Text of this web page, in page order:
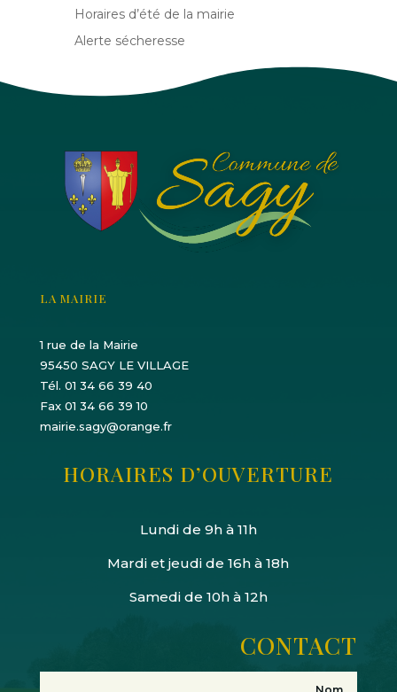
Horaires d’été de la mairie
Alerte sécheresse
LA MAIRIE
1 rue de la Mairie
95450 SAGY LE VILLAGE
Tél. 01 34 66 39 40
Fax 01 34 66 39 10
mairie.sagy@orange.fr
HORAIRES D’OUVERTURE
Lundi de 9h à 11h
Mardi et jeudi de 16h à 18h
Samedi de 10h à 12h
CONTACT